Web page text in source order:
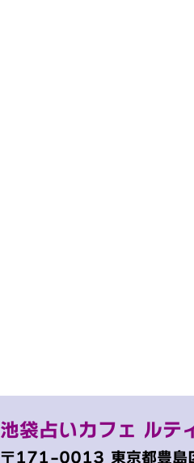
池袋占いカフェ ルテ
〒171-0013 東京都豊